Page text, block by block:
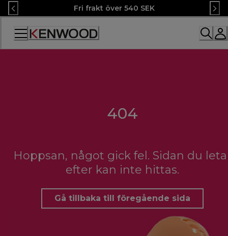
Skip
to
Content
Fri frakt över 540 SEK
Accessibility
Statement
404
Hoppsan, något gick fel. Sidan du
efter kan inte hittas.
Gå tillbaka till föregående sida